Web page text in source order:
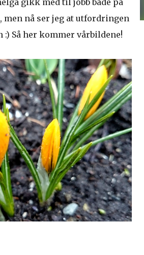
gikk med til jobb både på
men nå ser jeg at utfordringen
:) Så her kommer vårbildene!